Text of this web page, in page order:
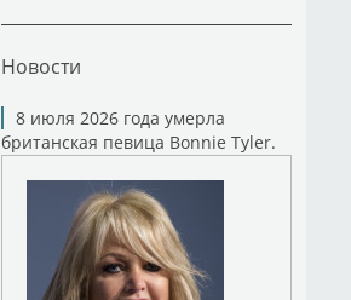
Новости
8 июля 2026 года умерла
британская певица Bonnie Tyler.